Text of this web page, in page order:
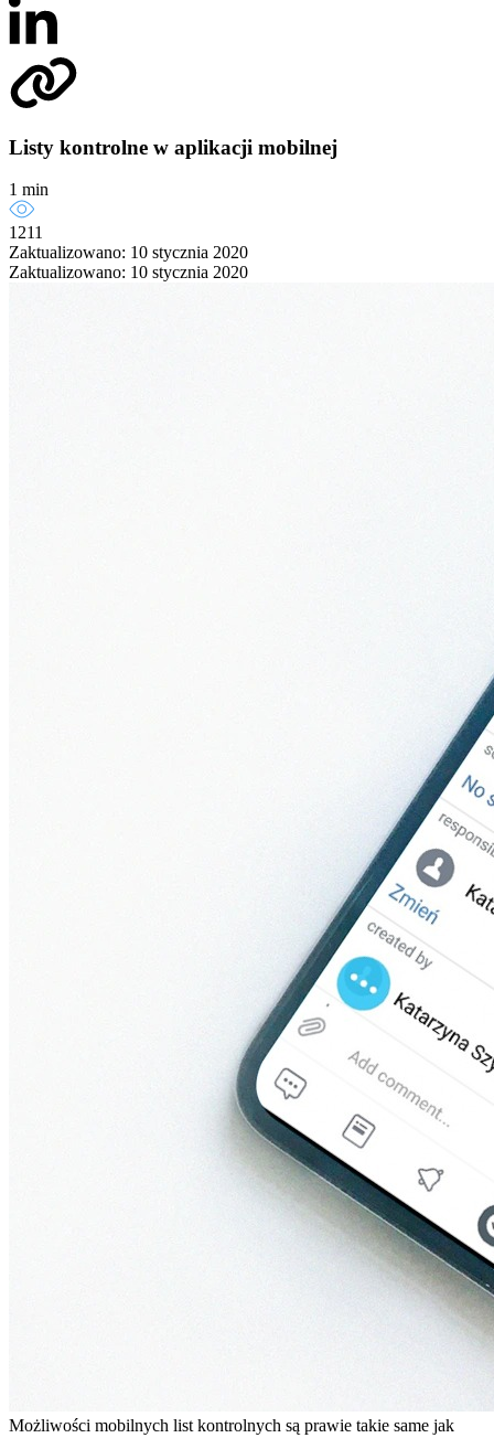
Listy kontrolne w aplikacji mobilnej
1 min
1211
Zaktualizowano: 10 stycznia 2020
Zaktualizowano: 10 stycznia 2020
Możliwości mobilnych list kontrolnych są prawie takie same jak